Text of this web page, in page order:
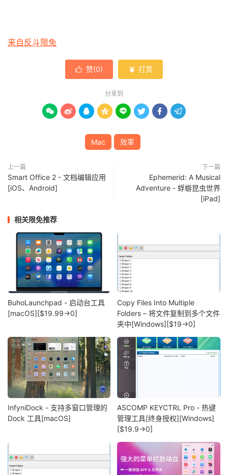
来自反斗限免
 赞(0)  打赏
分享到
       
Mac 效率
上一篇
Smart Office 2 - 文档编辑应用
[iOS、Android]
下一篇
Ephemerid: A Musical
Adventure - 蜉蝣昆虫世界
[iPad]
相关限免推荐
BuhoLaunchpad - 启动台工具
[macOS][$19.99→0]
Copy Files Into Multiple
Folders – 将文件复制到多个文件
夹中[Windows][$19→0]
InfyniDock - 支持多窗口管理的
Dock 工具[macOS]
ASCOMP KEYCTRL Pro - 热键
管理工具[终身授权][Windows]
[$19.9→0]